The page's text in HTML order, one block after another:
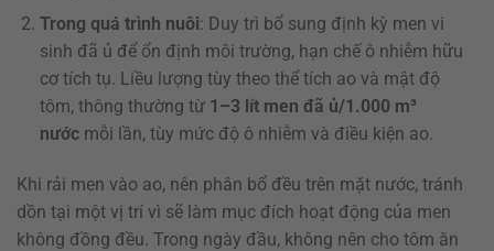
Trong quá trình nuôi: Duy trì bổ sung định kỳ men vi
sinh đã ủ để ổn định môi trường, hạn chế ô nhiễm hữu
cơ tích tụ. Liều lượng tùy theo thể tích ao và mật độ
tôm, thông thường từ 1–3 lít men đã ủ/1.000 m³
nướcmỗi lần, tùy mức độ ô nhiễm và điều kiện ao.
Khi rải men vào ao, nên phân bổ đều trên mặt nước, tránh
dồn tại một vị trí vì sẽ làm mục đích hoạt động của men
không đồng đều. Trong ngày đầu, không nên cho tôm ăn